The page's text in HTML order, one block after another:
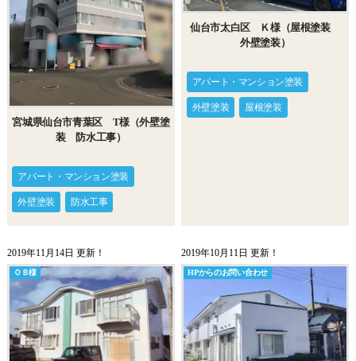
宮城県仙台市青葉区 T様（外壁塗
装 防水工事）
アパート・マンション塗装
外壁塗装 防水工事
仙台市太白区 Ｋ様（屋根塗装
外壁塗装）
アパート・マンション塗装
外壁塗装 屋根塗装
2019年11月14日 更新！
ＯＢ様
2019年10月11日 更新！
HPからのお問い合わせ